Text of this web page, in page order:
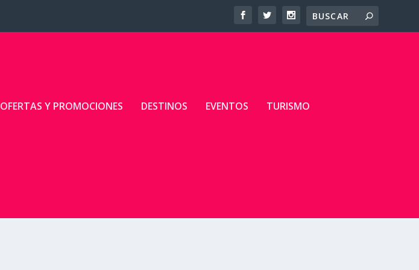
OFERTAS Y PROMOCIONES DESTINOS EVENTOS TURISMO